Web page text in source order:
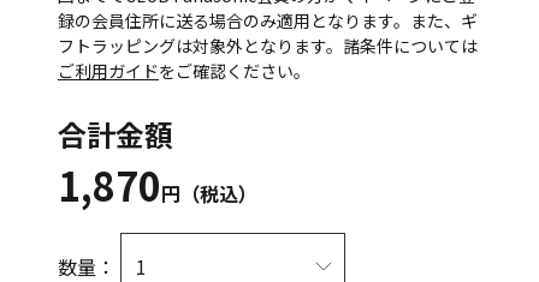
録の会員住所に送る場合のみ適用となります。また、ギ
フトラッピングは対象外となります。諸条件については
ご利用ガイドをご確認ください。
合計金額
1,870円（税込）
数量：